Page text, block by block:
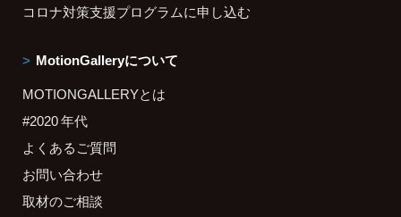
コロナ対策支援プログラムに申し込む
MotionGalleryについて
MOTIONGALLERYとは
#2020 年代
よくあるご質問
お問い合わせ
取材のご相談